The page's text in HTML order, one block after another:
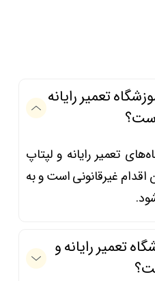
تعمیر رایانه
تعمیر رایانه و لپتاپ
اقدام غیرقانونی است و به
تعمیر رایانه و